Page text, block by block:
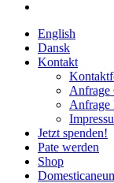
English
Dansk
Kontakt
Anfrage
Anfrage
Jetzt spenden!
Pate werden
Shop
Domestica